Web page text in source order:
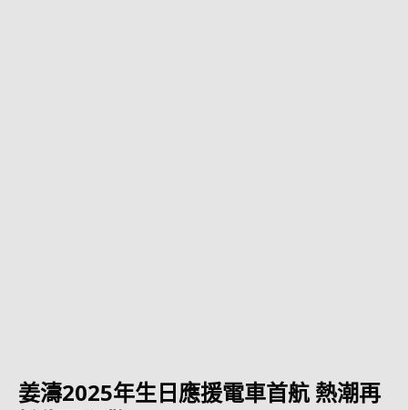
姜濤2025年生日應援電車首航 熱潮再